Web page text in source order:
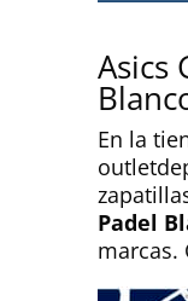
Asics
En la
Padel
marcas.